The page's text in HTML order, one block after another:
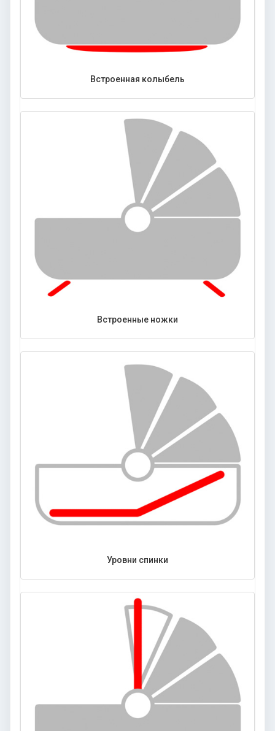
Встроенная колыбель
Встроенные ножки
Уровни спинки